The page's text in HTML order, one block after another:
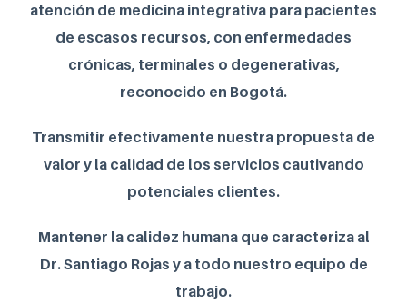
atención de medicina integrativa para pacientes
de escasos recursos, con enfermedades
crónicas, terminales o degenerativas,
reconocido en Bogotá.
Transmitir efectivamente nuestra propuesta de
valor y la calidad de los servicios cautivando
potenciales clientes.
Mantener la calidez humana que caracteriza al
Dr. Santiago Rojas y a todo nuestro equipo de
trabajo.